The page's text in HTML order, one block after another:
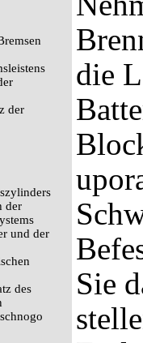
der
der
und der
des
die
Sie